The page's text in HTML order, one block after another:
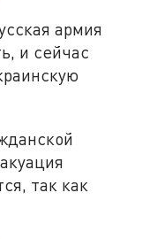
армия
и сейчас
так как